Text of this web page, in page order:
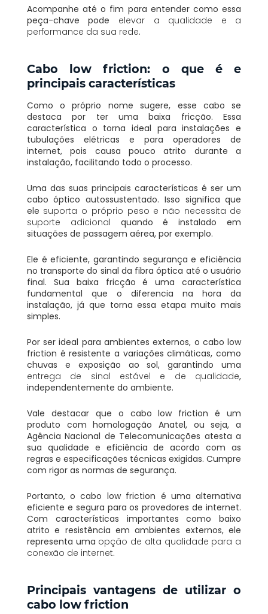
Acompanhe até o fim para entender como essa
peça-chave pode elevar a qualidade e a
performance da sua rede.
Cabo low friction: o que é e
principais características
Como o próprio nome sugere, esse cabo se
destaca por ter uma baixa fricção. Essa
característica o torna ideal para instalações e
tubulações elétricas e para operadores de
internet, pois causa pouco atrito durante a
instalação, facilitando todo o processo.
Uma das suas principais características é ser um
cabo óptico autossustentado. Isso significa que
ele suporta o próprio peso e não necessita de
suporte adicional quando é instalado em
situações de passagem aérea, por exemplo.
Ele é eficiente, garantindo segurança e eficiência
no transporte do sinal da fibra óptica até o usuário
final. Sua baixa fricção é uma característica
fundamental que o diferencia na hora da
instalação, já que torna essa etapa muito mais
simples.
Por ser ideal para ambientes externos, o cabo low
friction é resistente a variações climáticas, como
chuvas e exposição ao sol, garantindo uma
entrega de sinal estável e de qualidade,
independentemente do ambiente.
Vale destacar que o cabo low friction é um
produto com homologação Anatel, ou seja, a
Agência Nacional de Telecomunicações atesta a
sua qualidade e eficiência de acordo com as
regras e especificações técnicas exigidas. Cumpre
com rigor as normas de segurança.
Portanto, o cabo low friction é uma alternativa
eficiente e segura para os provedores de internet.
Com características importantes como baixo
atrito e resistência em ambientes externos, ele
representa uma opção de alta qualidade para a
conexão de internet.
Principais vantagens de utilizar o
cabo low friction